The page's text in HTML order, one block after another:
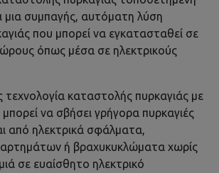
μια συμπαγής, αυτόματη λύση
που μπορεί να εγκατασταθεί σε
όπως μέσα σε ηλεκτρικούς
τεχνολογία καταστολής πυρκαγιάς με
μπορεί να σβήσει γρήγορα πυρκαγιές
από ηλεκτρικά σφάλματα,
ή βραχυκυκλώματα χωρίς
σε ευαίσθητο ηλεκτρικό